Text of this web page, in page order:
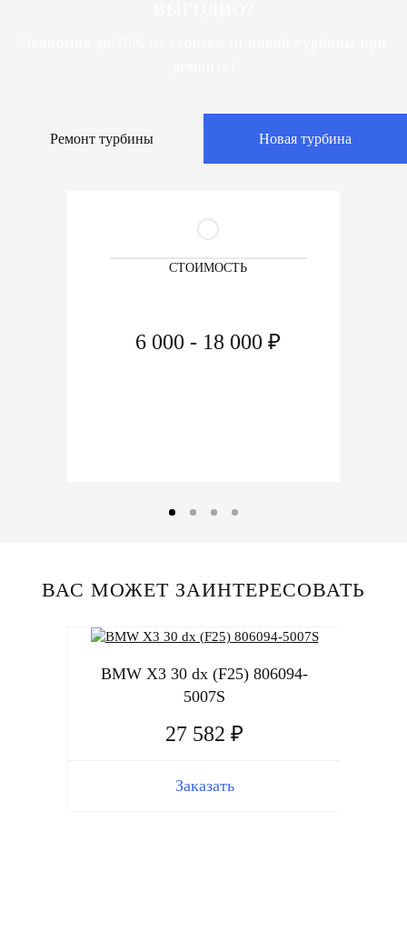
Ремонт турбины Новая турбина
СТОИМОСТЬ
6 000 - 18 000 ₽
ВАС МОЖЕТ ЗАИНТЕРЕСОВАТЬ
BMW X3 30 dx (F25) 806094-
5007S
27 582 ₽
Заказать